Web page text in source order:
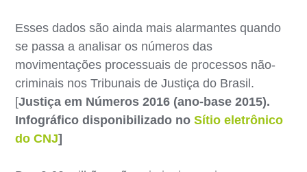
Esses dados são ainda mais alarmantes quando
se passa a analisar os números das
movimentações processuais de processos não-
criminais nos Tribunais de Justiça do Brasil.
[Justiça em Números 2016 (ano-base 2015).
Infográfico disponibilizado noSítio eletrônico
do CNJ]